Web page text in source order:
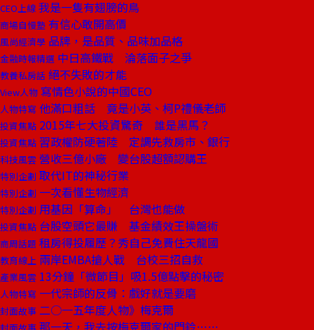
CEO上線 我是一隻有翅膀的鳥
商場自慢塾 有信心敢開高價
風尚經濟學 品牌，是品質、品味加品格
金融時報精選 中日高鐵戰 淪落面子之爭
教養私房話 絕不失敗的才能
View人物 寫情色小說的中國CEO
人物特寫 他滿口粗話 竟是小英、柯P禮儀老師
投資焦點 2015年七大投資驚奇 誰是黑馬？
投資焦點 習政權防硬著陸 定調先救房市、銀行
科技風雲 營收三億小廠 變台股超額認購王
特別企劃 取代IT的神秘行業
特別企劃 一次看懂生物經濟
特別企劃 用基因「算命」 台灣也能做
投資焦點 台股空頭它最賺 基金績效王操盤術
商周話題 租房得投履歷？秀自己免費住天龍國
教育線上 兩岸EMBA搶人戰 台校三招自救
產業風雲 13分鐘「微節目」吸1.5億點擊的秘密
人物特寫 一代宗師的反骨：戲好就是要磨
封面故事 二○一五年度人物》梅克爾
那一天，我去按梅克爾家的門鈴……